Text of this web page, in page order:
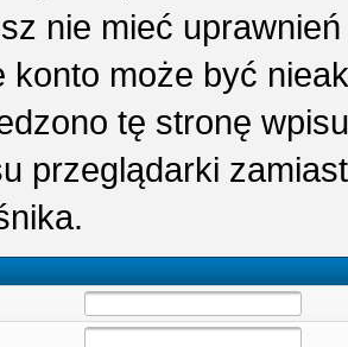
nie mieć
konto może być
tę stronę
przeglądarki